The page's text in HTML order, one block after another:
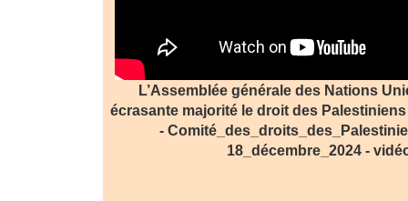
L’Assemblée générale des Nations
écrasante majorité le droit des
-
18_décembre_2024 -